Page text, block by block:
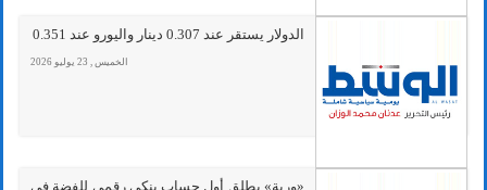
الدولار يستقر عند 0.307 دينار واليورو عند 0.351
الخميس , 23 يوليو 2026
«وربة» يطلق أول حساب بنكي رقمي للفضة في